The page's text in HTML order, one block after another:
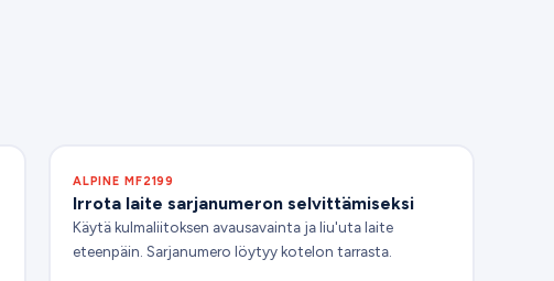
ALPINE MF2199
Irrota laite sarjanumeron selvittämiseksi
Käytä kulmaliitoksen avausavainta ja liu'uta laite
eteenpäin. Sarjanumero löytyy kotelon tarrasta.